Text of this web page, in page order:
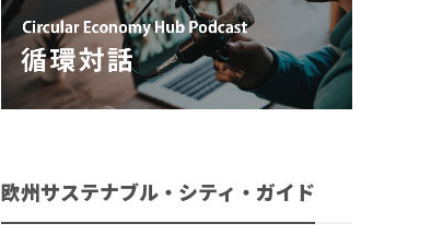
欧州サステナブル・シティ・ガイド